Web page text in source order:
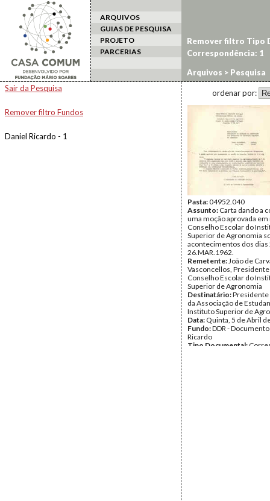
ARQUIVOS
GUIAS DE PESQUISA
PROJETO
PARCERIAS
Arquivos > Pesquisa
Sair da Pesquisa
Remover filtro Fundos
Daniel Ricardo - 1
Remover filtro Tipo
Correspondência: 1
ordenar por:
Pasta:04952.040
Assunto: Carta dando a
uma moção aprovada
Conselho Escolar do
Superior de Agronomia
acontecimentos dos dias
26.MAR.1962.
Remetente:João de
Vasconcellos,
Conselho Escolar do
Superior de Agronomia
Destinatário:Presidente
da Associação de
Instituto Superior de
Data: Quinta, 5 de Abril
Fundo:DDR -
Ricardo
Tipo Documental: